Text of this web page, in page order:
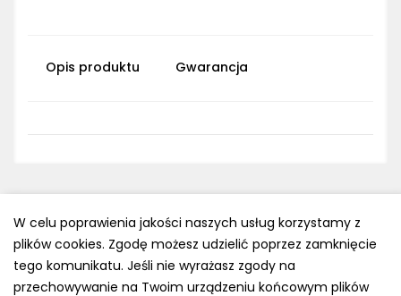
Opis produktu Gwarancja
Polityka prywatności
e-mail: kontakt@opony.com.pl
W celu poprawienia jakości naszych usług korzystamy z
plików cookies. Zgodę możesz udzielić poprzez zamknięcie
tego komunikatu. Jeśli nie wyrażasz zgody na
przechowywanie na Twoim urządzeniu końcowym plików